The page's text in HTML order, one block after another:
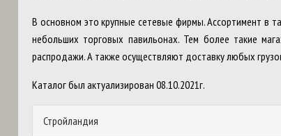
В основном это крупные сетевые фирмы. Ассортимент в
небольших торговых павильонах. Тем более такие
распродажи. А также осуществляют доставку любых
Каталог был актуализирован 08.10.2021г.
Стройландия